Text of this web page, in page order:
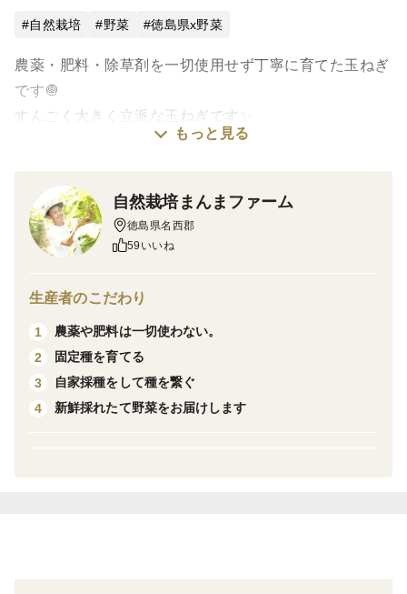
自然栽培 野菜 徳島県x野菜
農薬・肥料・除草剤を一切使用せず丁寧に育てた玉ねぎ
です🧅
すんごく大きく立派な玉ねぎです✨
🌟固定種の玉ねぎで保存が効く品種です🌟
徳島県を東西に流れる吉野川の恵みを受けた土と太陽と
水で自然のまんまで育った玉ねぎを是非ご賞味ください
オニオンスライス、タルタルソース、玉ねぎドレッシン
もっと見る
自然栽培まんまファーム
徳島県名西郡
59いいね
生産者のこだわり
1
農薬や肥料は一切使わない。
2
固定種を育てる
3
自家採種をして種を繋ぐ
4
新鮮採れたて野菜をお届けします